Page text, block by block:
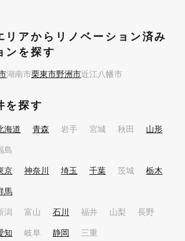
リアからリノベーション済み
ンを探す
湖南市栗東市野洲市近江八幡市
を探す
海道 青森 岩手 宮城 秋田 山形
島
京 神奈川 埼玉 千葉 茨城 栃木
馬
潟 富山 石川 福井 山梨 長野
知 岐阜 静岡 三重